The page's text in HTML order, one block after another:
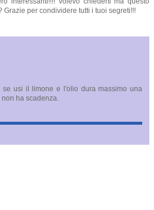
per condividere tutti i tuoi segreti!!!
usi il limone e l'olio dura massimo una
ha scadenza.